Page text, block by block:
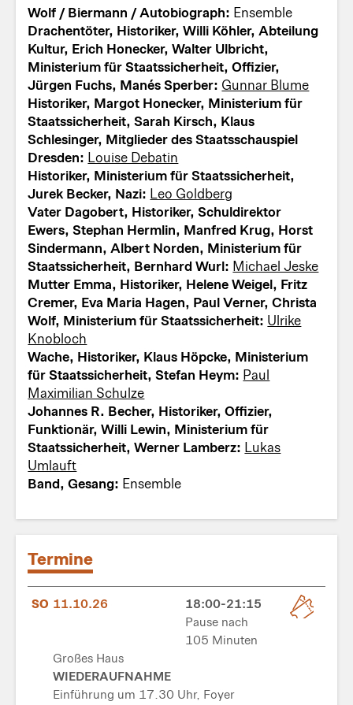
Wolf / Biermann / Autobiograph: Ensemble
Drachentöter, Historiker, Willi Köhler, Abteilung
Kultur, Erich Honecker, Walter Ulbricht,
Ministerium für Staatssicherheit, Offizier,
Jürgen Fuchs, Manés Sperber: Gunnar Blume
Historiker, Margot Honecker, Ministerium für
Staatssicherheit, Sarah Kirsch, Klaus
Schlesinger, Mitglieder des Staatsschauspiel
Dresden: Louise Debatin
Historiker, Ministerium für Staatssicherheit,
Jurek Becker, Nazi: Leo Goldberg
Vater Dagobert, Historiker, Schuldirektor
Ewers, Stephan Hermlin, Manfred Krug, Horst
Sindermann, Albert Norden, Ministerium für
Staatssicherheit, Bernhard Wurl: Michael Jeske
Mutter Emma, Historiker, Helene Weigel, Fritz
Cremer, Eva Maria Hagen, Paul Verner, Christa
Wolf, Ministerium für Staatssicherheit: Ulrike
Knobloch
Wache, Historiker, Klaus Höpcke, Ministerium
für Staatssicherheit, Stefan Heym: Paul
Maximilian Schulze
Johannes R. Becher, Historiker, Offizier,
Funktionär, Willi Lewin, Ministerium für
Staatssicherheit, Werner Lamberz: Lukas
Umlauft
Band, Gesang: Ensemble
Termine
SO 11.10.26
18:00-21:15
Pause nach
105 Minuten
Großes Haus
WIEDERAUFNAHME
Einführung um 17.30 Uhr, Foyer